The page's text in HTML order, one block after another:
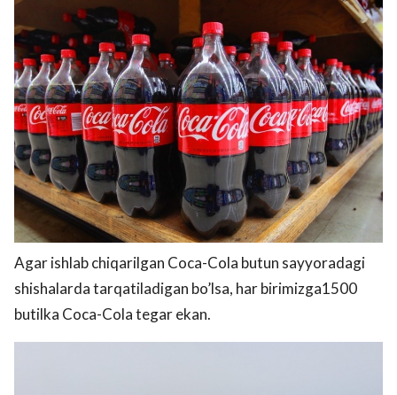
Agar ishlab chiqarilgan Coca-Cola butun sayyoradagi
shishalarda tarqatiladigan bo’lsa, har birimizga1500
butilka Coca-Cola tegar ekan.